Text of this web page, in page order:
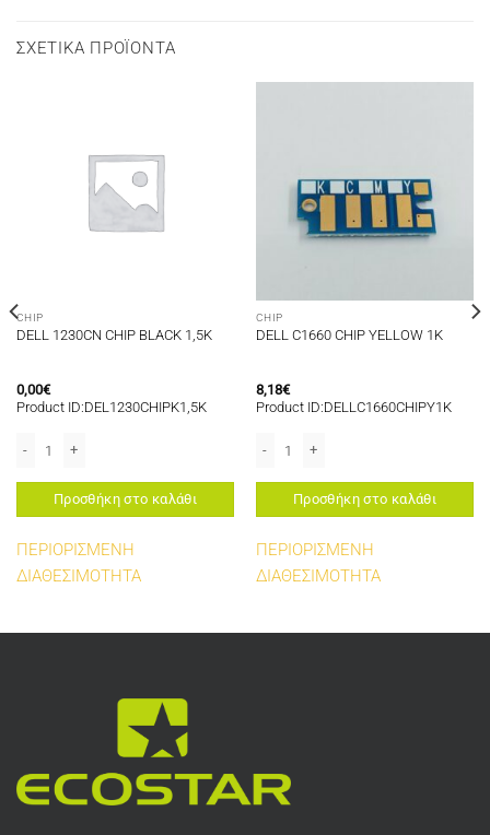
ΣΧΕΤΙΚΆ ΠΡΟΪΌΝΤΑ
CHIP
DELL 1230CN CHIP BLACK 1,5K
0,00€
Product ID:DEL1230CHIPK1,5K
Προσθήκη στο καλάθι
ΠΕΡΙΟΡΙΣΜΕΝΗ
ΔΙΑΘΕΣΙΜΟΤΗΤΑ
CHIP
DELL C1660 CHIP YELLOW 1K
8,18€
Product ID:DELLC1660CHIPY1K
Προσθήκη στο καλάθι
ΠΕΡΙΟΡΙΣΜΕΝΗ
ΔΙΑΘΕΣΙΜΟΤΗΤΑ